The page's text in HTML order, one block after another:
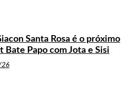
Santa Rosa é o próximo
Papo com Jota e Sisi
26